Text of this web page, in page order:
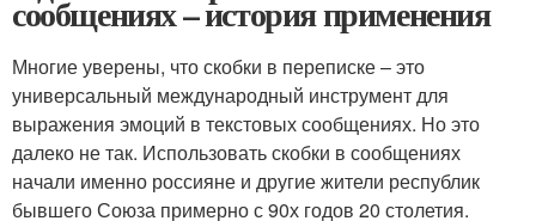
сообщениях – история применения
Многие уверены, что скобки в переписке – это
универсальный международный инструмент для
выражения эмоций в текстовых сообщениях. Но это
далеко не так. Использовать скобки в сообщениях
начали именно россияне и другие жители республик
бывшего Союза примерно с 90х годов 20 столетия.